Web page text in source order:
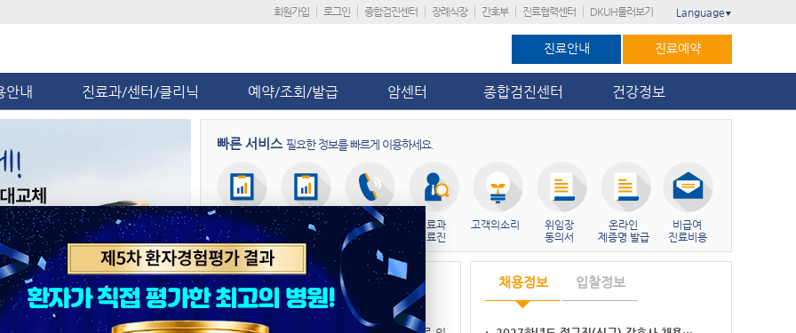
회원가입 로그인 종합검진센터 장례식장 간호부 진료협력센터 DKUH둘러보기 Language ▼
진료안내 진료예약
안내 진료과/센터/클리닉 예약/조회/발급 암센터 종합검진센터 건강정보
빠른 서비스 필요한 정보를 빠르게 이용하세요.
회원가입 진료일정 진료예약
진료과
의료진
고객의소리
위임장
동의서
온라인
제증명 발급
비급여
진료비용
채용정보 입찰정보
병원뉴스 공지사항